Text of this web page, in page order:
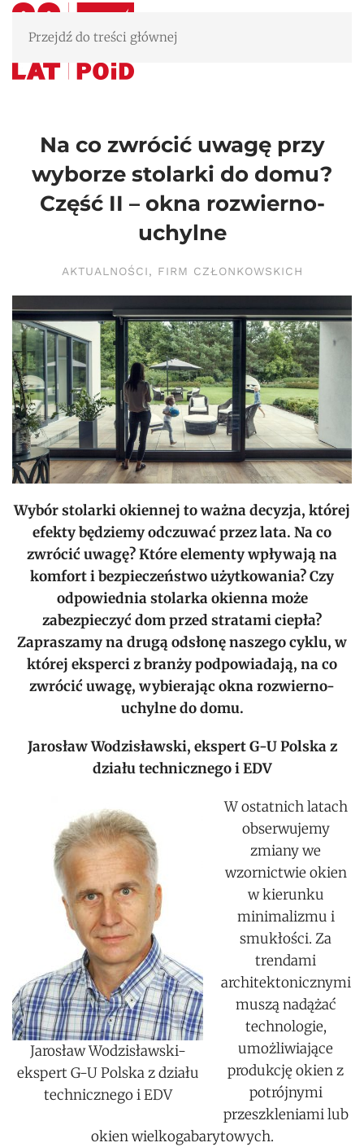
Przejdź do treści głównej
Na co zwrócić uwagę przy
wyborze stolarki do domu?
Część II – okna rozwierno-
uchylne
AKTUALNOŚCI, FIRM CZŁONKOWSKICH
Wybór stolarki okiennej to ważna decyzja, której
efekty będziemy odczuwać przez lata. Na co
zwrócić uwagę? Które elementy wpływają na
komfort i bezpieczeństwo użytkowania? Czy
odpowiednia stolarka okienna może
zabezpieczyć dom przed stratami ciepła?
Zapraszamy na drugą odsłonę naszego cyklu, w
której eksperci z branży podpowiadają, na co
zwrócić uwagę, wybierając okna rozwierno-
uchylne do domu.
Jarosław Wodzisławski, ekspert G-U Polska z
działu technicznego i EDV
Jarosław Wodzisławski-
ekspert G-U Polska z działu
technicznego i EDV
W ostatnich latach
obserwujemy
zmiany we
wzornictwie okien
w kierunku
minimalizmu i
smukłości. Za
trendami
architektonicznymi
muszą nadążać
technologie,
umożliwiające
produkcję okien z
potrójnymi
przeszkleniami lub
okien wielkogabarytowych.